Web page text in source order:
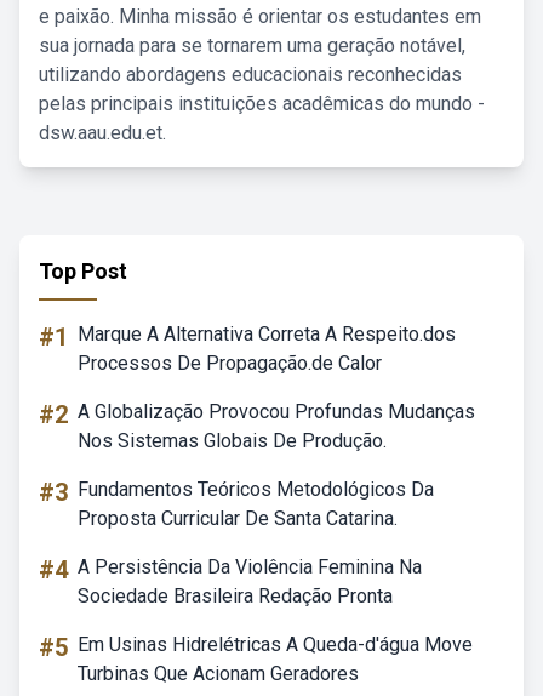
e paixão. Minha missão é orientar os estudantes em
sua jornada para se tornarem uma geração notável,
utilizando abordagens educacionais reconhecidas
pelas principais instituições acadêmicas do mundo -
dsw.aau.edu.et.
Top Post
#1
Marque A Alternativa Correta A Respeito.dos
Processos De Propagação.de Calor
#2 A Globalização Provocou Profundas Mudanças
Nos Sistemas Globais De Produção.
#3 Fundamentos Teóricos Metodológicos Da
Proposta Curricular De Santa Catarina.
#4 A Persistência Da Violência Feminina Na
Sociedade Brasileira Redação Pronta
#5 Em Usinas Hidrelétricas A Queda-d'água Move
Turbinas Que Acionam Geradores